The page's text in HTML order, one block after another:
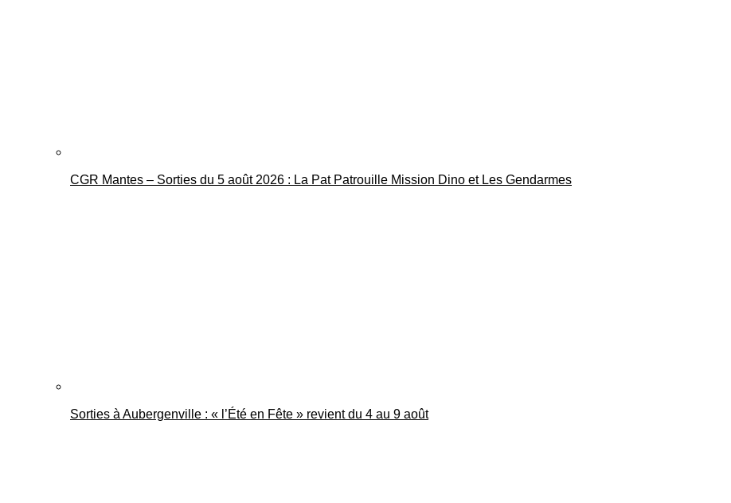
CGR Mantes – Sorties du 5 août 2026 : La Pat Patrouille Mission Dino et Les Gendarmes
Sorties à Aubergenville : « l’Été en Fête » revient du 4 au 9 août